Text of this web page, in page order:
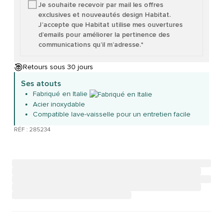
Je souhaite recevoir par mail les offres
exclusives et nouveautés design Habitat.
J’accepte que Habitat utilise mes ouvertures
d’emails pour améliorer la pertinence des
communications qu’il m’adresse.*
Retours sous 30 jours
Ses atouts
Fabriqué en Italie
Acier inoxydable
Compatible lave-vaisselle pour un entretien facile
RÉF : 285234